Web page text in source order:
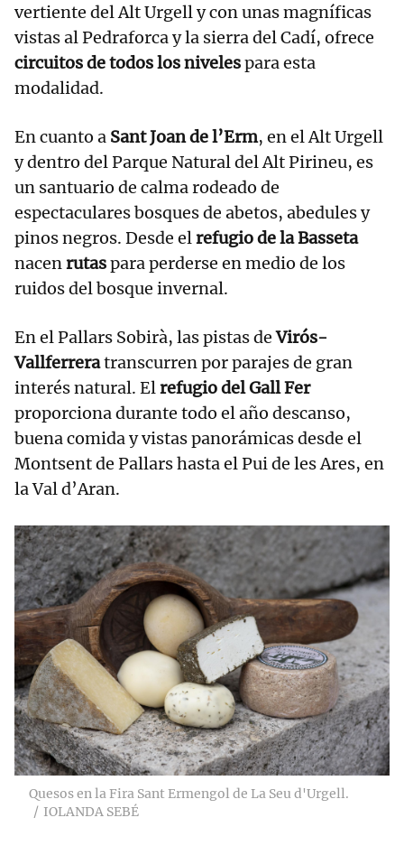
vertiente del Alt Urgell y con unas magníficas
vistas al Pedraforca y la sierra del Cadí, ofrece
circuitos de todos los nivelespara esta
modalidad.
En cuanto a Sant Joan de l’Erm, en el Alt Urgell
y dentro del Parque Natural del Alt Pirineu, es
un santuario de calma rodeado de
espectaculares bosques de abetos, abedules y
pinos negros. Desde el refugio de la Basseta
nacen rutaspara perderse en medio de los
ruidos del bosque invernal.
En el Pallars Sobirà, las pistas deVirós-
Vallferreratranscurren por parajes de gran
interés natural. El refugio del Gall Fer
proporciona durante todo el año descanso,
buena comida y vistas panorámicas desde el
Montsent de Pallars hasta el Pui de les Ares, en
la Val d’Aran.
Quesos en la Fira Sant Ermengol de La Seu d'Urgell.
IOLANDA SEBÉ